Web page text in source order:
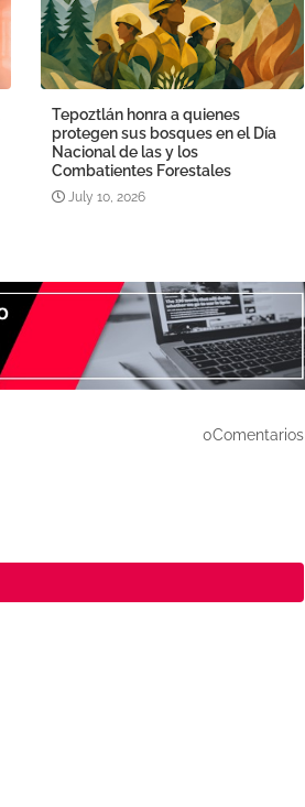
Tepoztlán honra a quienes
protegen sus bosques en el Día
Nacional de las y los
Combatientes Forestales
July 10, 2026
0Comentarios